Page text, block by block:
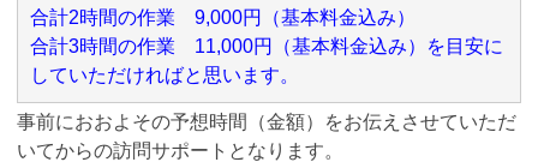
合計2時間の作業 9,000円（基本料金込み）
合計3時間の作業 11,000円（基本料金込み）を目安に
していただければと思います。
事前におおよその予想時間（金額）をお伝えさせていただ
いてからの訪問サポートとなります。